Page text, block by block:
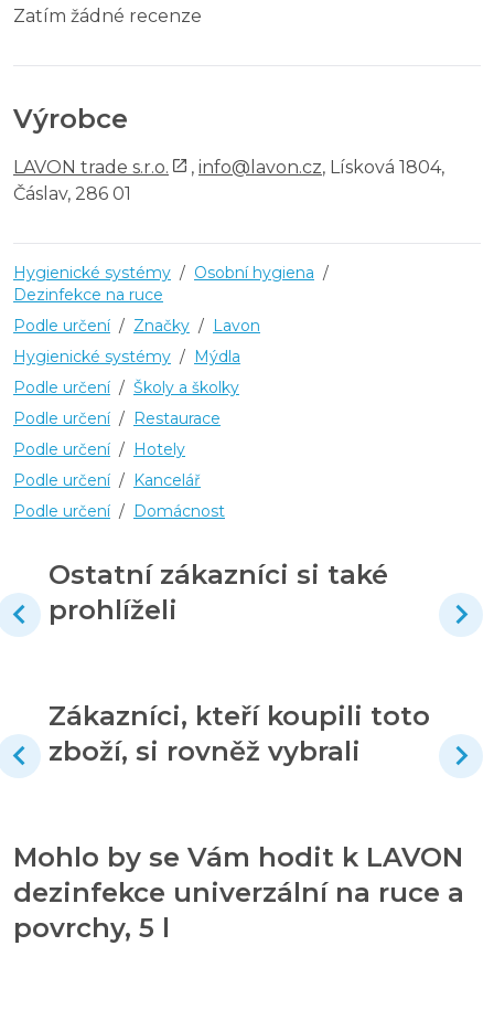
Zatím žádné recenze
Výrobce
LAVON trade s.r.o. , info@lavon.cz, Lísková 1804,
Čáslav, 286 01
Hygienické systémy / Osobní hygiena /
Dezinfekce na ruce
Podle určení / Značky / Lavon
Hygienické systémy / Mýdla
Podle určení / Školy a školky
Podle určení / Restaurace
Podle určení / Hotely
Podle určení / Kancelář
Podle určení / Domácnost
Ostatní zákazníci si také
prohlíželi
Zákazníci, kteří koupili toto
zboží, si rovněž vybrali
Mohlo by se Vám hodit k LAVON
dezinfekce univerzální na ruce a
povrchy, 5 l